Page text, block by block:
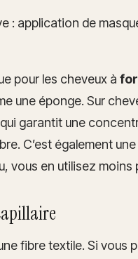
: application de
pour les cheveux à
une éponge. Sur
garantit une
C’est également
vous en utilisez
fibre textile. Si vous